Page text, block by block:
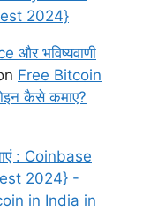
2024}
और भविष्यवाणी
Free Bitcoin
कैसे कमाए?
: Coinbase
2024} -
in India in